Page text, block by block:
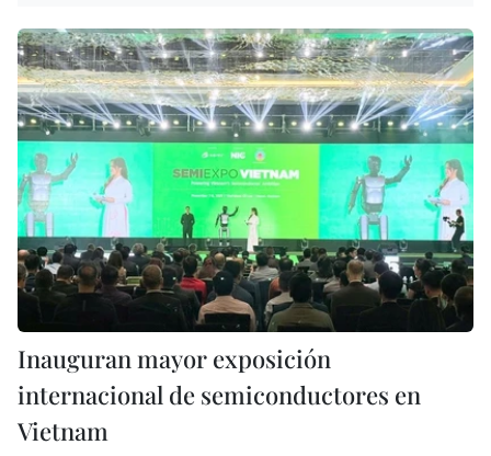
Inauguran mayor exposición
internacional de semiconductores en
Vietnam